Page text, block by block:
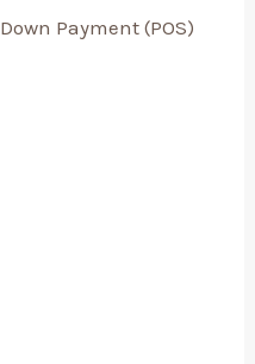
Down Payment (POS)